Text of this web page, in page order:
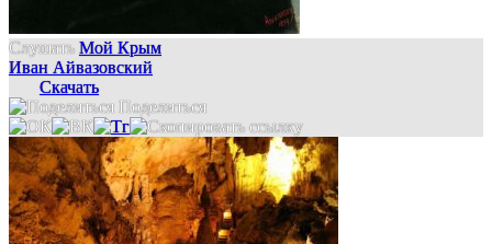
Слушать Мой Крым
Иван Айвазовский
Скачать
Поделиться